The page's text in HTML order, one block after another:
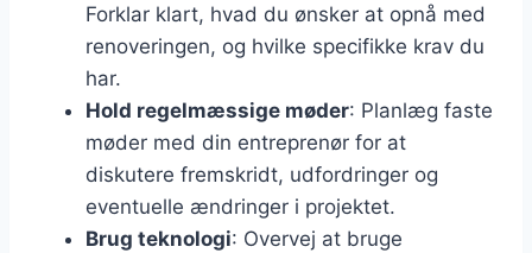
Forklar klart, hvad du ønsker at opnå med
renoveringen, og hvilke specifikke krav du
har.
Hold regelmæssige møder: Planlæg faste
møder med din entreprenør for at
diskutere fremskridt, udfordringer og
eventuelle ændringer i projektet.
Brug teknologi: Overvej at bruge